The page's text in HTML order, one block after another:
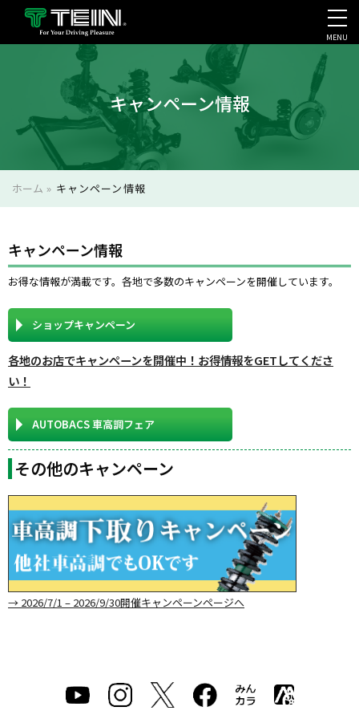
会社案内・採用・IR
MENU
キャンペーン情報
ホーム » キャンペーン情報
キャンペーン情報
お得な情報が満載です。各地で多数のキャンペーンを開催しています。
ショップキャンペーン
各地のお店でキャンペーンを開催中！お得情報をGETしてくださ
い！
AUTOBACS 車高調フェア
その他のキャンペーン
→ 2026/7/1 – 2026/9/30開催キャンペーンページへ